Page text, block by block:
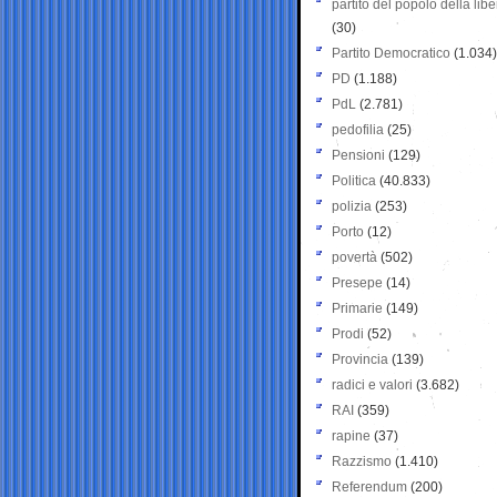
partito del popolo della
(30)
Partito Democratico (1.034)
PD (1.188)
PdL (2.781)
pedofilia (25)
Pensioni (129)
Politica (40.833)
polizia (253)
Porto (12)
povertà (502)
Presepe (14)
Primarie (149)
Prodi (52)
Provincia (139)
radici e valori (3.682)
RAI (359)
rapine (37)
Razzismo (1.410)
Referendum (200)